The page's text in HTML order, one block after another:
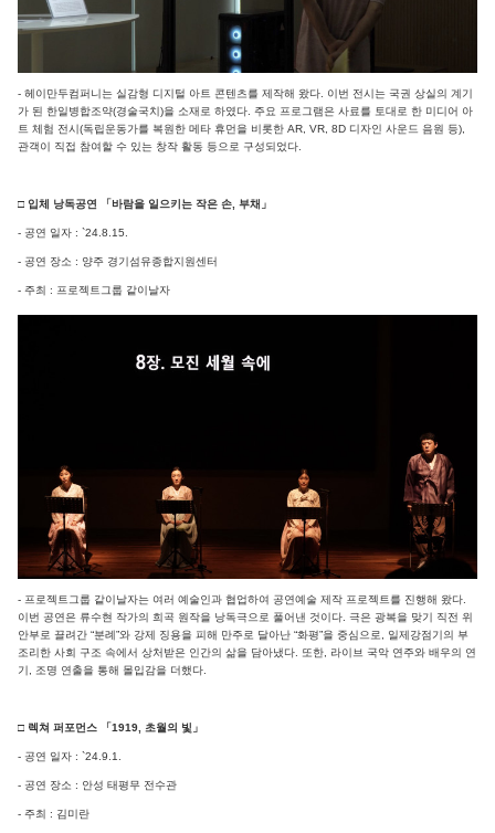
- 헤이만두컴퍼니는 실감형 디지털 아트 콘텐츠를 제작해 왔다. 이번 전시는 국권 상실의 계기
가 된 한일병합조약(경술국치)을 소재로 하였다. 주요 프로그램은 사료를 토대로 한 미디어 아
트 체험 전시(독립운동가를 복원한 메타 휴먼을 비롯한 AR, VR, 8D 디자인 사운드 음원 등),
관객이 직접 참여할 수 있는 창작 활동 등으로 구성되었다.
□ 입체 낭독공연 「바람을 일으키는 작은 손, 부채」
- 공연 일자 : `24.8.15.
- 공연 장소 : 양주 경기섬유종합지원센터
- 주최 : 프로젝트그룹 같이날자
- 프로젝트그룹 같이날자는 여러 예술인과 협업하여 공연예술 제작 프로젝트를 진행해 왔다.
이번 공연은 류수현 작가의 희곡 원작을 낭독극으로 풀어낸 것이다. 극은 광복을 맞기 직전 위
안부로 끌려간 “분례”와 강제 징용을 피해 만주로 달아난 “화평”을 중심으로, 일제강점기의 부
조리한 사회 구조 속에서 상처받은 인간의 삶을 담아냈다. 또한, 라이브 국악 연주와 배우의 연
기, 조명 연출을 통해 몰입감을 더했다.
□ 렉쳐 퍼포먼스 「1919, 초월의 빛」
- 공연 일자 : `24.9.1.
- 공연 장소 : 안성 태평무 전수관
- 주최 : 김미란